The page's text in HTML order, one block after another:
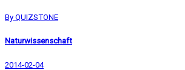
By QUIZSTONE
Naturwissenschaft
2014-02-04